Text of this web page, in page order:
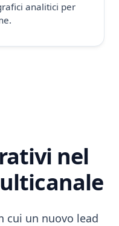
analitici per
nel
cui un nuovo lead